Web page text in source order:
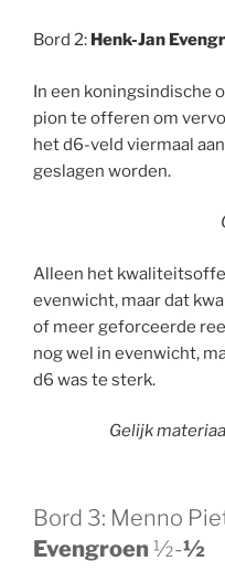
Bord 2: Henk-Jan
In een koningsindische
pion te offeren om
het d6-veld viermaal
geslagen worden.
Alleen het
evenwicht, maar dat
of meer geforceerde
nog wel in evenwicht,
d6 was te sterk.
Gelijk
Bord 3: Menno
Evengroen½-½